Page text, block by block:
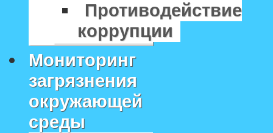
Противодействие
коррупции
Мониторинг
загрязнения
окружающей
среды